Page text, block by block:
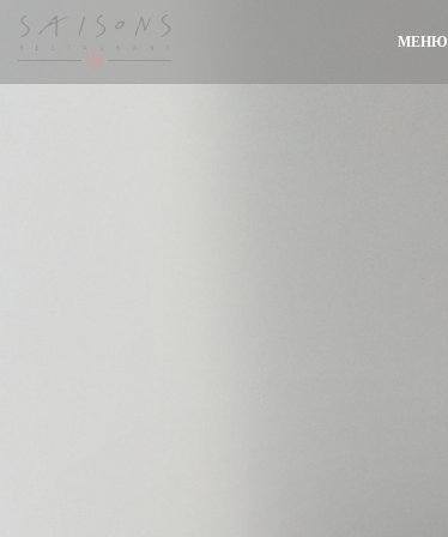
Панель управления cookies
МЕНЮ